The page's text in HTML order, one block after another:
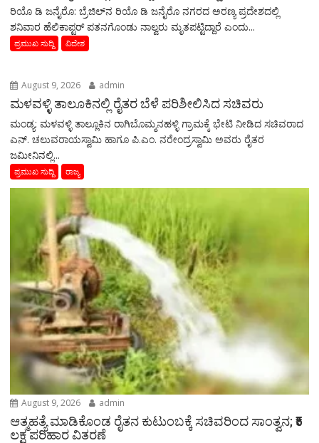
ರಿಯೊ ಡಿ ಜನೈರೊ: ಬ್ರೆಜಿಲ್‌ನ ರಿಯೊ ಡಿ ಜನೈರೊ ನಗರದ ಅರಣ್ಯ ಪ್ರದೇಶದಲ್ಲಿ
ಶನಿವಾರ ಹೆಲಿಕಾಪ್ಟರ್ ಪತನಗೊಂಡು ನಾಲ್ವರು ಮೃತಪಟ್ಟಿದ್ದಾರೆ ಎಂದು...
ಪ್ರಮುಖ ಸುದ್ದಿ ವಿದೇಶ
August 9, 2026 admin
ಮಳವಳ್ಳಿ ತಾಲೂಕಿನಲ್ಲಿ ರೈತರ ಬೆಳೆ ಪರಿಶೀಲಿಸಿದ ಸಚಿವರು
ಮಂಡ್ಯ: ಮಳವಳ್ಳಿ ತಾಲ್ಲೂಕಿನ ರಾಗಿಬೊಮ್ಮನಹಳ್ಳಿ ಗ್ರಾಮಕ್ಕೆ ಭೇಟಿ ನೀಡಿದ ಸಚಿವರಾದ
ಎನ್. ಚಲುವರಾಯಸ್ವಾಮಿ ಹಾಗೂ ಪಿ.ಎಂ. ನರೇಂದ್ರಸ್ವಾಮಿ ಅವರು ರೈತರ
ಜಮೀನಿನಲ್ಲಿ...
ಪ್ರಮುಖ ಸುದ್ದಿ ರಾಜ್ಯ
August 9, 2026 admin
ಆತ್ಮಹತ್ಯೆ ಮಾಡಿಕೊಂಡ ರೈತನ ಕುಟುಂಬಕ್ಕೆ ಸಚಿವರಿಂದ ಸಾಂತ್ವನ; ₹5
ಲಕ್ಷ ಪರಿಹಾರ ವಿತರಣೆ